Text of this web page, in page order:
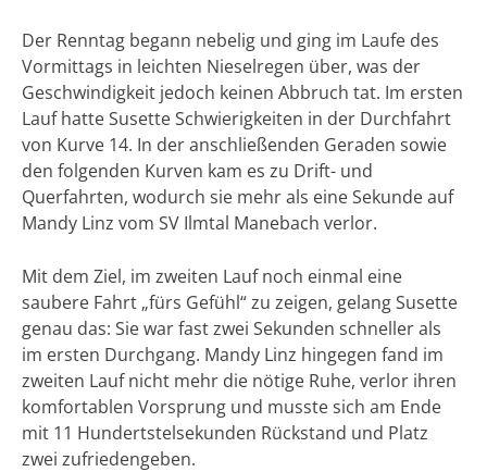
Der Renntag begann nebelig und ging im Laufe des
Vormittags in leichten Nieselregen über, was der
Geschwindigkeit jedoch keinen Abbruch tat. Im ersten
Lauf hatte Susette Schwierigkeiten in der Durchfahrt
von Kurve 14. In der anschließenden Geraden sowie
den folgenden Kurven kam es zu Drift- und
Querfahrten, wodurch sie mehr als eine Sekunde auf
Mandy Linz vom SV Ilmtal Manebach verlor.
Mit dem Ziel, im zweiten Lauf noch einmal eine
saubere Fahrt „fürs Gefühl“ zu zeigen, gelang Susette
genau das: Sie war fast zwei Sekunden schneller als
im ersten Durchgang. Mandy Linz hingegen fand im
zweiten Lauf nicht mehr die nötige Ruhe, verlor ihren
komfortablen Vorsprung und musste sich am Ende
mit 11 Hundertstelsekunden Rückstand und Platz
zwei zufriedengeben.